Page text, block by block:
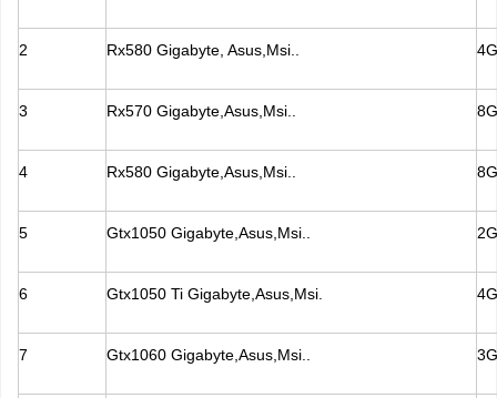
2 Rx580 Gigabyte, Asus,Msi..
3 Rx570 Gigabyte,Asus,Msi..
4 Rx580 Gigabyte,Asus,Msi..
5 Gtx1050 Gigabyte,Asus,Msi..
6 Gtx1050 Ti Gigabyte,Asus,Msi.
7 Gtx1060 Gigabyte,Asus,Msi..